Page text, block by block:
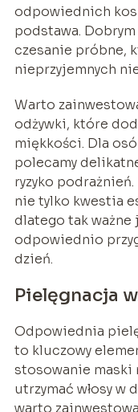
odpowiednich
podstawa.
czesanie próbne,
nieprzyjemnych
Warto
odżywki, które
miękkości. Dla
polecamy
ryzyko
nie tylko kwestia
dlatego tak ważne
odpowiednio
dzień.
Pielęgnacja
Odpowiednia
to kluczowy
stosowanie maski
utrzymać włosy
warto